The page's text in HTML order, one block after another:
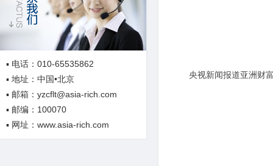
▪ 电话：010-65535862
▪ 地址：中国•北京
▪ 邮箱：yzcflt@asia-rich.com
▪ 邮编：100070
▪ 网址：www.asia-rich.com
央视新闻报道亚洲财